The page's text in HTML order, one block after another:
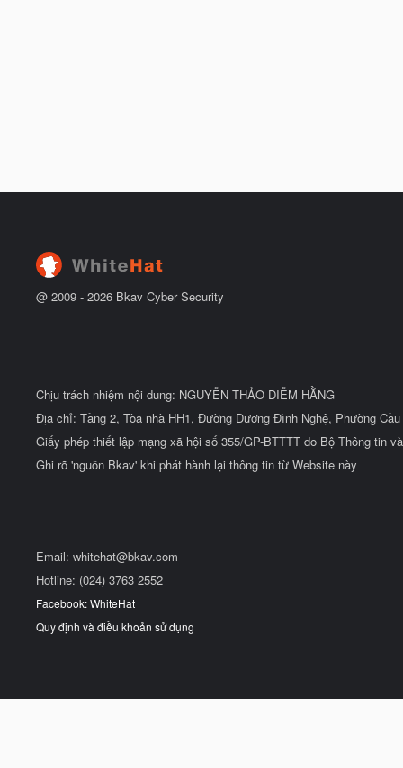
@ 2009 - 2026 Bkav Cyber Security
Chịu trách nhiệm nội dung: NGUYỄN THẢO DIỄM HẰNG
Địa chỉ: Tầng 2, Tòa nhà HH1, Đường Dương Đình Nghệ, Phường
Giấy phép thiết lập mạng xã hội số 355/GP-BTTTT do Bộ Thông tin
Ghi rõ 'nguồn Bkav' khi phát hành lại thông tin từ Website này
Email: whitehat@bkav.com
Hotline: (024) 3763 2552
Facebook: WhiteHat
Quy định và điều khoản sử dụng